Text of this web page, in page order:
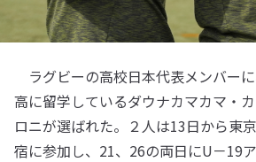
ラグビーの高校日本代表メンバー
高に留学しているダウナカマカマ・
ロニが選ばれた。２人は13日から東
宿に参加し、21、26の両日にU－19